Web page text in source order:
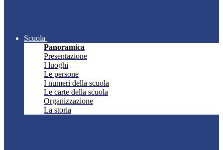
Scuola
Panoramica
Presentazione
I luoghi
Le persone
I numeri della scuola
Le carte della scuola
Organizzazione
La storia